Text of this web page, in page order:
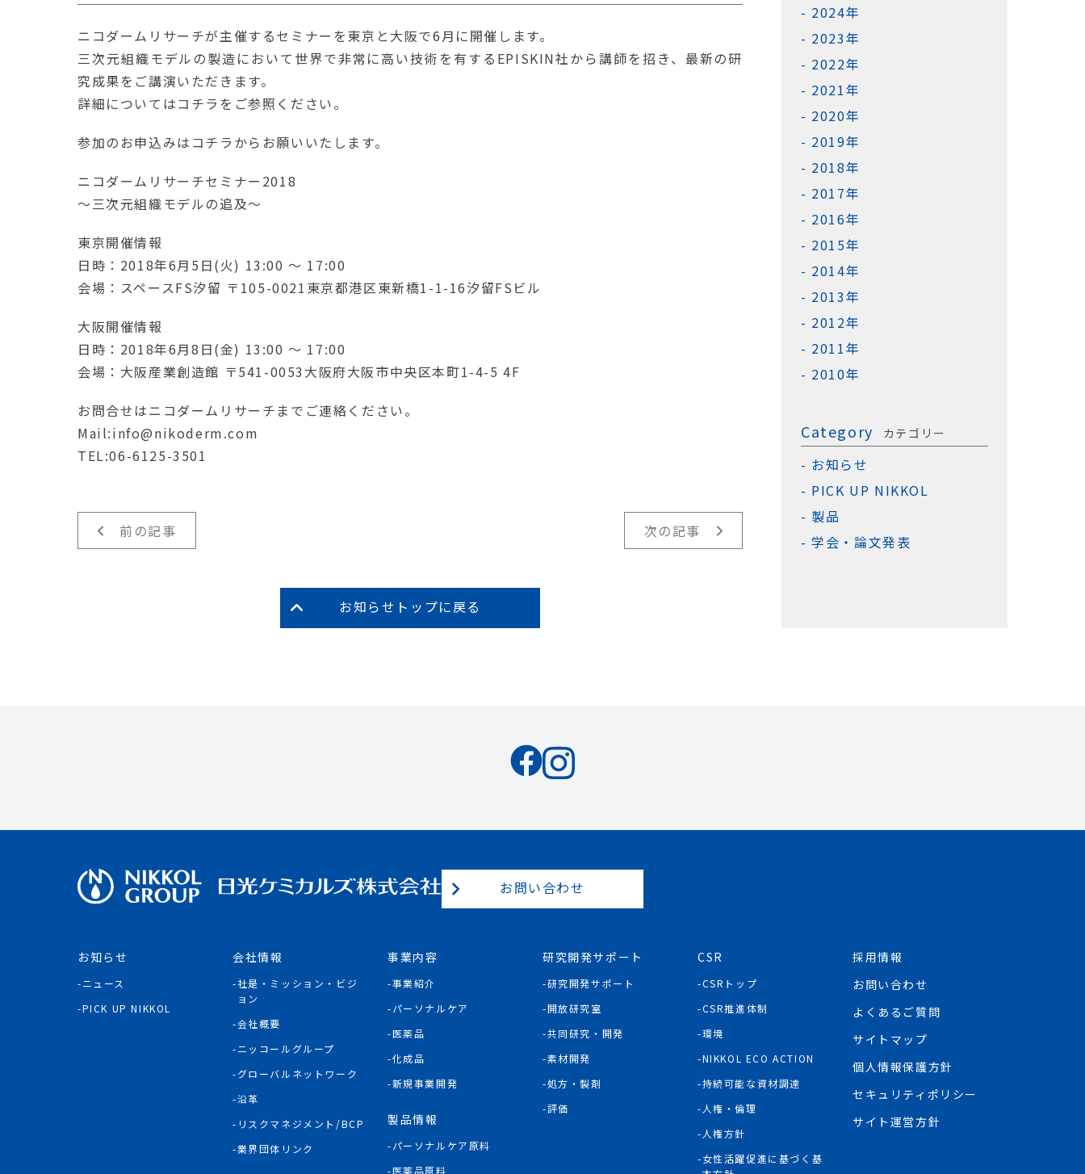
ニコダームリサーチが主催するセミナーを東京と大阪で6月に開催します。
三次元組織モデルの製造において世界で非常に高い技術を有するEPISKIN社から講師を招き、最新の研
究成果をご講演いただきます。
詳細についてはコチラをご参照ください。
参加のお申込みはコチラからお願いいたします。
ニコダームリサーチセミナー2018
～三次元組織モデルの追及～
東京開催情報
日時：2018年6月5日(火) 13:00 ～ 17:00
会場：スペースFS汐留 〒105-0021東京都港区東新橋1-1-16汐留FSビル
大阪開催情報
日時：2018年6月8日(金) 13:00 ～ 17:00
会場：大阪産業創造館 〒541-0053大阪府大阪市中央区本町1-4-5 4F
お問合せはニコダームリサーチまでご連絡ください。
Mail:info@nikoderm.com
TEL:06-6125-3501
前の記事 次の記事
お知らせトップに戻る
2024年
2023年
2022年
2021年
2020年
2019年
2018年
2017年
2016年
2015年
2014年
2013年
2012年
2011年
2010年
Category カテゴリー
お知らせ
PICK UP NIKKOL
製品
学会・論文発表
お問い合わせ
お知らせ
ニュース
PICK UP NIKKOL
会社情報
社是・ミッション・ビジ
ョン
会社概要
ニッコールグループ
グローバルネットワーク
沿革
リスクマネジメント/BCP
業界団体リンク
事業内容
事業紹介
パーソナルケア
医薬品
化成品
新規事業開発
製品情報
パーソナルケア原料
医薬品原料
研究開発サポート
研究開発サポート
開放研究室
共同研究・開発
素材開発
処方・製剤
評価
CSR
CSRトップ
CSR推進体制
環境
NIKKOL ECO ACTION
持続可能な資材調達
人権・倫理
人権方針
女性活躍促進に基づく基
採用情報
お問い合わせ
よくあるご質問
サイトマップ
個人情報保護方針
セキュリティポリシー
サイト運営方針